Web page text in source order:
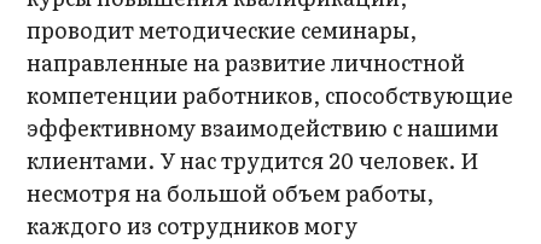
проводит методические семинары,
направленные на развитие личностной
компетенции работников, способствующие
эффективному взаимодействию с нашими
клиентами. У нас трудится 20 человек. И
несмотря на большой объем работы,
каждого из сотрудников могу